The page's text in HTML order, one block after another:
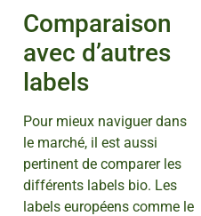
Comparaison
avec d’autres
labels
Pour mieux naviguer dans
le marché, il est aussi
pertinent de comparer les
différents labels bio. Les
labels européens comme le